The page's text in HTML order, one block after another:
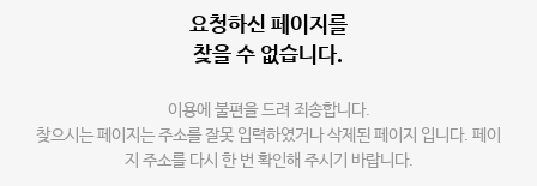
요청하신 페이지를
찾을 수 없습니다.
이용에 불편을 드려 죄송합니다.
찾으시는 페이지는 주소를 잘못 입력하였거나 삭제된 페이지 입니다. 페이
지 주소를 다시 한 번 확인해 주시기 바랍니다.